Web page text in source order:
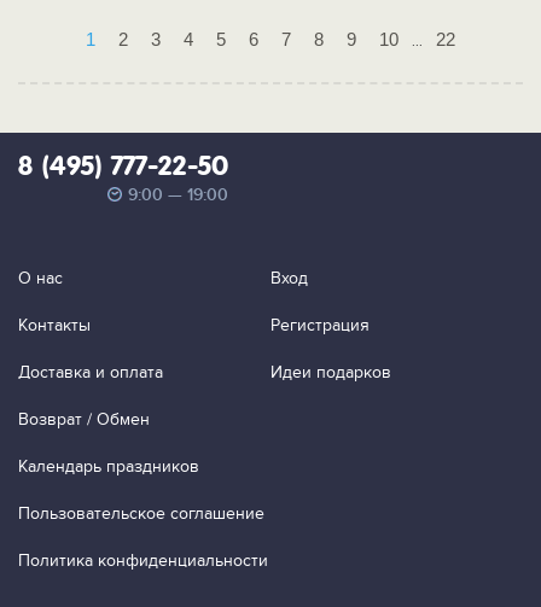
1 2 3 4 5 6 7 8 9 10 ... 22
8 (495) 777-22-50
9:00 — 19:00
О нас
Контакты
Доставка и оплата
Возврат / Обмен
Календарь праздников
Пользовательское соглашение
Политика конфиденциальности
Вход
Регистрация
Идеи подарков